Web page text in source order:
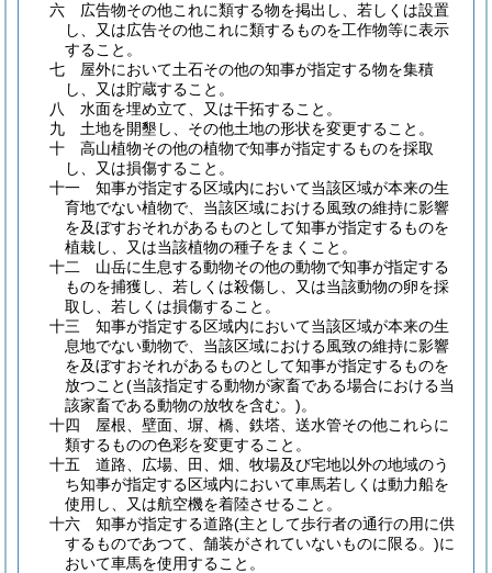
六
広告物その他これに類する物を掲出し、若しくは設置
し、又は広告その他これに類するものを工作物等に表示
すること。
七
屋外において土石その他の知事が指定する物を集積
し、又は貯蔵すること。
八
水面を埋め立て、又は干拓すること。
九
土地を開墾し、その他土地の形状を変更すること。
十
高山植物その他の植物で知事が指定するものを採取
し、又は損傷すること。
十一
知事が指定する区域内において当該区域が本来の生
育地でない植物で、当該区域における風致の維持に影響
を及ぼすおそれがあるものとして知事が指定するものを
植栽し、又は当該植物の種子をまくこと。
十二
山岳に生息する動物その他の動物で知事が指定する
ものを捕獲し、若しくは殺傷し、又は当該動物の卵を採
取し、若しくは損傷すること。
十三
知事が指定する区域内において当該区域が本来の生
息地でない動物で、当該区域における風致の維持に影響
を及ぼすおそれがあるものとして知事が指定するものを
放つこと(当該指定する動物が家畜である場合における当
該家畜である動物の放牧を含む。)。
十四
屋根、壁面、塀、橋、鉄塔、送水管その他これらに
類するものの色彩を変更すること。
十五
道路、広場、田、畑、牧場及び宅地以外の地域のう
ち知事が指定する区域内において車馬若しくは動力船を
使用し、又は航空機を着陸させること。
十六
知事が指定する道路(主として歩行者の通行の用に供
するものであつて、舗装がされていないものに限る。)に
おいて車馬を使用すること。